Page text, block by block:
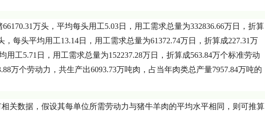
万头，平均每头用工5.03日，用工需求总量为332836.66万日，折算
，每头平均用工13.14日，用工需求总量为61372.74万日，折算成227.31万
用工5.71日，用工需求总量为152237.28万日，折算成563.84万个标准劳动
万个劳动力，共生产出6093.73万吨肉，占当年肉类总产量7957.84万吨的
关数据，假设其每单位所需劳动力与猪牛羊肉的平均水平相同，则可推算